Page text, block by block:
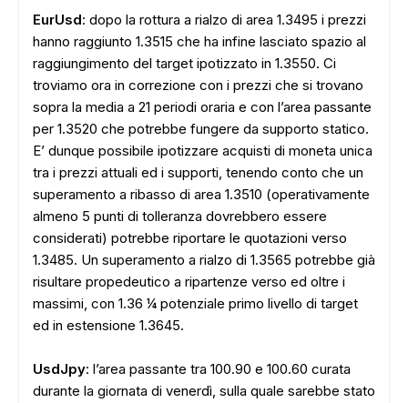
EurUsd: dopo la rottura a rialzo di area 1.3495 i prezzi
hanno raggiunto 1.3515 che ha infine lasciato spazio al
raggiungimento del target ipotizzato in 1.3550. Ci
troviamo ora in correzione con i prezzi che si trovano
sopra la media a 21 periodi oraria e con l’area passante
per 1.3520 che potrebbe fungere da supporto statico.
E’ dunque possibile ipotizzare acquisti di moneta unica
tra i prezzi attuali ed i supporti, tenendo conto che un
superamento a ribasso di area 1.3510 (operativamente
almeno 5 punti di tolleranza dovrebbero essere
considerati) potrebbe riportare le quotazioni verso
1.3485. Un superamento a rialzo di 1.3565 potrebbe già
risultare propedeutico a ripartenze verso ed oltre i
massimi, con 1.36 ¼ potenziale primo livello di target
ed in estensione 1.3645.
UsdJpy: l’area passante tra 100.90 e 100.60 curata
durante la giornata di venerdì, sulla quale sarebbe stato